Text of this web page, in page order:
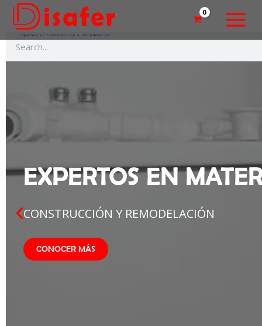
contenido
MAIN
Search
EXPERTOS EN
CONSTRUCCIÓN Y REMODELACIÓN
CONOCER MÁS
Previous
slide